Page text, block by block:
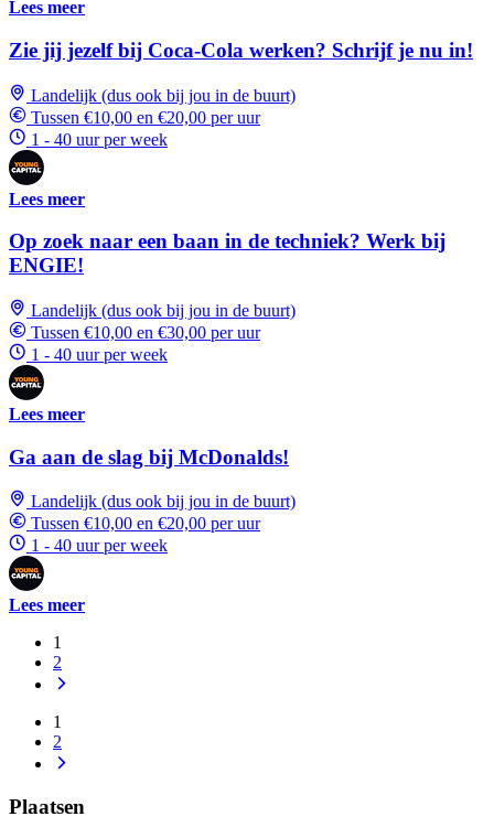
Lees meer
Zie jij jezelf bij Coca-Cola werken? Schrijf je nu in!
Landelijk (dus ook bij jou in de buurt)
Tussen €10,00 en €20,00 per uur
1 - 40 uur per week
Lees meer
Op zoek naar een baan in de techniek? Werk bij
ENGIE!
Landelijk (dus ook bij jou in de buurt)
Tussen €10,00 en €30,00 per uur
1 - 40 uur per week
Lees meer
Ga aan de slag bij McDonalds!
Landelijk (dus ook bij jou in de buurt)
Tussen €10,00 en €20,00 per uur
1 - 40 uur per week
Lees meer
1
2
1
2
Plaatsen